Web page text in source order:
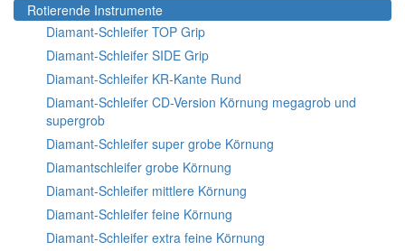
Rotierende Instrumente
Diamant-Schleifer TOP Grip
Diamant-Schleifer SIDE Grip
Diamant-Schleifer KR-Kante Rund
Diamant-Schleifer CD-Version Körnung megagrob und
supergrob
Diamant-Schleifer super grobe Körnung
Diamantschleifer grobe Körnung
Diamant-Schleifer mittlere Körnung
Diamant-Schleifer feine Körnung
Diamant-Schleifer extra feine Körnung